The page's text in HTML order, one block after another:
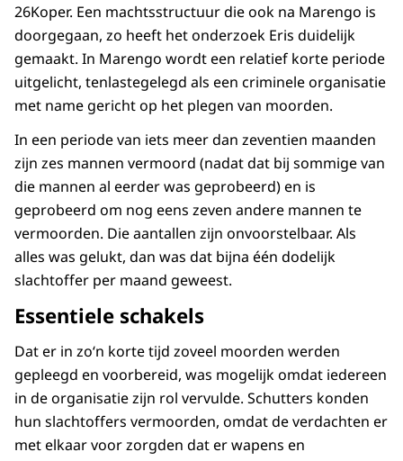
26Koper. Een machtsstructuur die ook na Marengo is
doorgegaan, zo heeft het onderzoek Eris duidelijk
gemaakt. In Marengo wordt een relatief korte periode
uitgelicht, tenlastegelegd als een criminele organisatie
met name gericht op het plegen van moorden.
In een periode van iets meer dan zeventien maanden
zijn zes mannen vermoord (nadat dat bij sommige van
die mannen al eerder was geprobeerd) en is
geprobeerd om nog eens zeven andere mannen te
vermoorden. Die aantallen zijn onvoorstelbaar. Als
alles was gelukt, dan was dat bijna één dodelijk
slachtoffer per maand geweest.
Essentiele schakels
Dat er in zo‘n korte tijd zoveel moorden werden
gepleegd en voorbereid, was mogelijk omdat iedereen
in de organisatie zijn rol vervulde. Schutters konden
hun slachtoffers vermoorden, omdat de verdachten er
met elkaar voor zorgden dat er wapens en